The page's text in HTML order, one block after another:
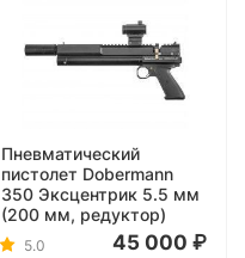
Пневматический
пистолет Dobermann
350 Эксцентрик 5.5 мм
(200 мм, редуктор)
5.0 45 000